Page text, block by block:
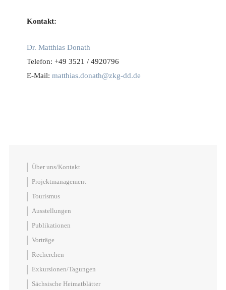
Kontakt:
Dr. Matthias Donath
Telefon: +49 3521 / 4920796
E-Mail: matthias.donath@zkg-dd.de
Über uns/Kontakt
Projektmanagement
Tourismus
Ausstellungen
Publikationen
Vorträge
Recherchen
Exkursionen/Tagungen
Sächsische Heimatblätter